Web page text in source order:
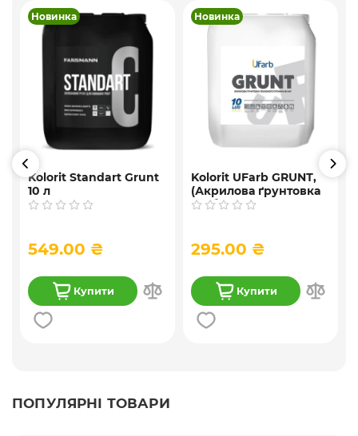
Новинка
Kolorit Standart Grunt
10 л
549.00 ₴
Купити
Новинка
Kolorit UFarb GRUNТ,
(Акрилова ґрунтовка
глибокого
295.00 ₴
Купити
ПОПУЛЯРНІ ТОВАРИ